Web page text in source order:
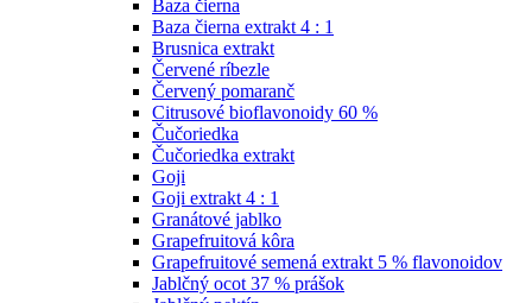
Baza čierna
Baza čierna extrakt 4 : 1
Brusnica extrakt
Červené ríbezle
Červený pomaranč
Citrusové bioflavonoidy 60 %
Čučoriedka
Čučoriedka extrakt
Goji
Goji extrakt 4 : 1
Granátové jablko
Grapefruitová kôra
Grapefruitové semená extrakt 5 % flavonoidov
Jablčný ocot 37 % prášok